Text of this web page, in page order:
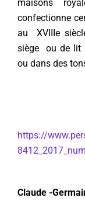
maisons
confectionne
au XVIIIe
siège ou de lit
ou dans des
https://
Claude -